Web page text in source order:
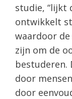
studie, “lijkt
ontwikkelt
waardoor
zijn om de
bestuderen.
door
door